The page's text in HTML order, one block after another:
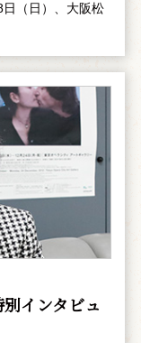
（日）、大阪松
インタビュ